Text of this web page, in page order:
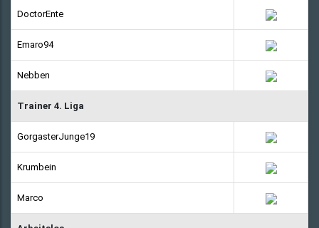
DoctorEnte
Emaro94
Nebben
Trainer 4. Liga
GorgasterJunge19
Krumbein
Marco